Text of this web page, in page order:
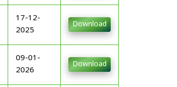
17-12-
2025
Download
09-01-
2026
Download